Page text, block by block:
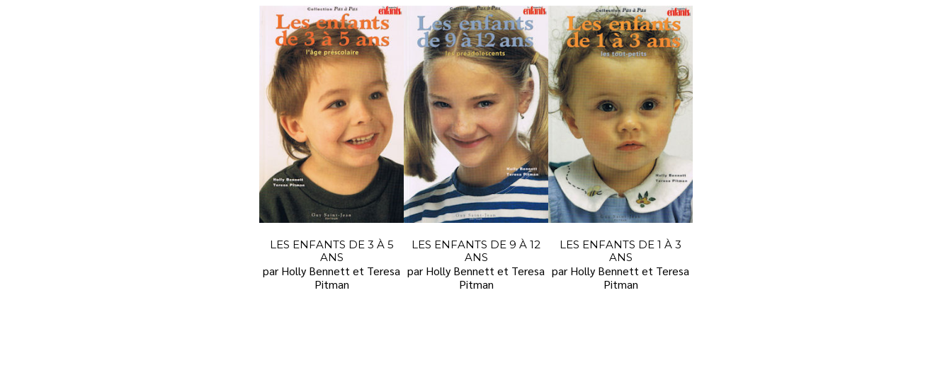
LES ENFANTS DE 3 À 5
ANS
par Holly Bennett et Teresa
Pitman
LES ENFANTS DE 9 À 12
ANS
par Holly Bennett et Teresa
Pitman
LES ENFANTS DE 1 À 3
ANS
par Holly Bennett et Teresa
Pitman